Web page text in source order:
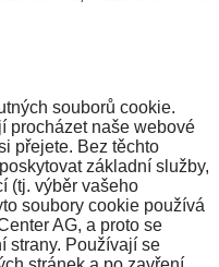
souborů cookie.
procházet naše webové
přejete. Bez těchto
základní služby,
(tj. výběr vašeho
soubory cookie používá
AG, a proto se
strany. Používají se